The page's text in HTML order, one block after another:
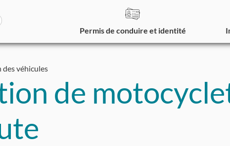
Rechercher
https://www.mpi.mb.ca/fr/
Permis de conduire et identité
des véhicules
de